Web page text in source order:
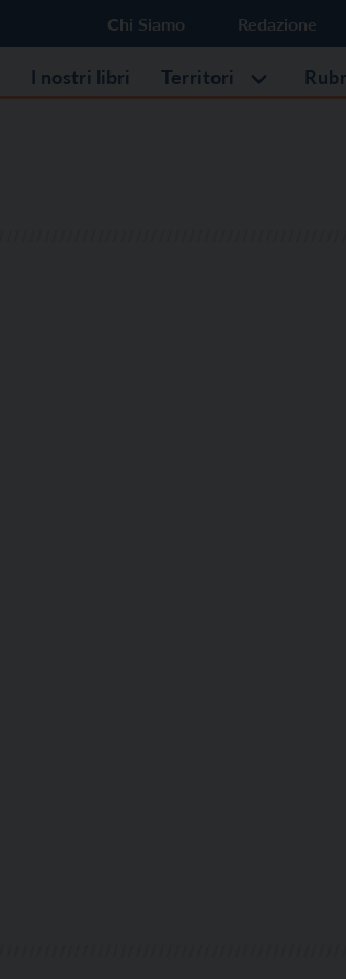
Chi Siamo Redazione
I nostri libri Territori